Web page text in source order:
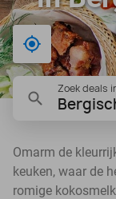
Bij mij in
Zoek deals
Omarm de
keuken, waar de
romige